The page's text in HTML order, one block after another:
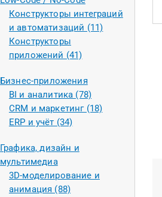
Конструкторы интеграций
и автоматизаций (11)
Конструкторы
приложений (41)
Бизнес-приложения
BI и аналитика (78)
CRM и маркетинг (18)
ERP и учёт (34)
Графика, дизайн и
мультимедиа
3D-моделирование и
анимация (88)